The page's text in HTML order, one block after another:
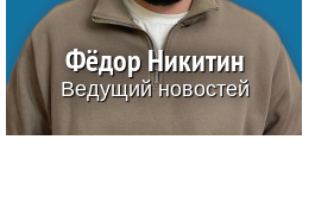
Фёдор Никитин
Ведущий новостей